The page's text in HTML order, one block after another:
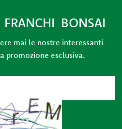
FRANCHI BONSAI
mai le nostre interessanti
promozione esclusiva.